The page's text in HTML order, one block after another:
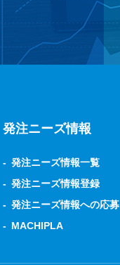
発注ニーズ情報
発注ニーズ情報一覧
発注ニーズ情報登録
発注ニーズ情報への応募
MACHIPLA